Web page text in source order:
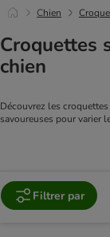
Chien
Croquettes
chien
Découvrez les
savoureuses pour varier
Filtrer par